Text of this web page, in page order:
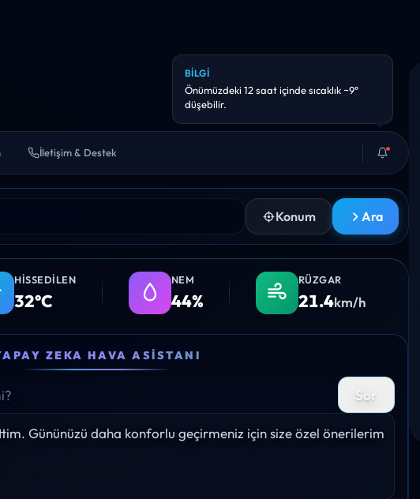
İletişim & Destek
BILGI
Önümüzdeki 12 saat içinde sıcaklık ~9°
düşebilir.
Konum Ara
HISSEDILEN
32°C
NEM
44%
RÜZGAR
21.4km/h
ZEKA HAVA ASISTANI
Sor
Gününüzü daha konforlu geçirmeniz için size özel önerilerim
13:00 14:00 15:00 16:00 17:00
31°
Yağış: 0%
18:00
Yağış: 0%